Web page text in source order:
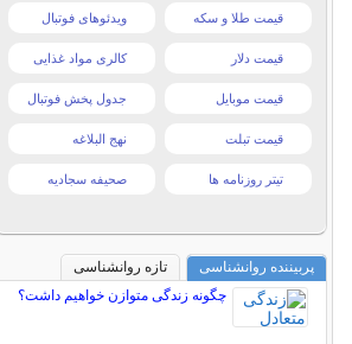
قیمت طلا و سکه ویدئوهای فوتبال
قیمت دلار کالری مواد غذایی
قیمت موبایل جدول پخش فوتبال
قیمت تبلت نهج البلاغه
تیتر روزنامه ها صحیفه سجادیه
پربیننده روانشناسی
تازه روانشناسی
چگونه زندگی متوازن خواهیم داشت؟